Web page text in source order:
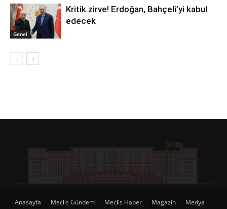
Genel
Kritik zirve! Erdoğan, Bahçeli’yi kabul
edecek
Anasayfa Meclis Gündem Meclis Haber Magazin
Medya